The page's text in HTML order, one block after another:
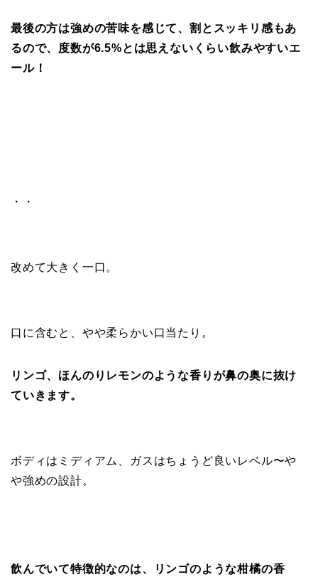
最後の方は強めの苦味を感じて、割とスッキリ感もあ
るので、度数が6.5%とは思えないくらい飲みやすいエ
ール！
・・
改めて大きく一口。
口に含むと、やや柔らかい口当たり。
リンゴ、ほんのりレモンのような香りが鼻の奥に抜け
ていきます。
ボディはミディアム、ガスはちょうど良いレベル〜や
や強めの設計。
飲んでいて特徴的なのは、リンゴのような柑橘の香